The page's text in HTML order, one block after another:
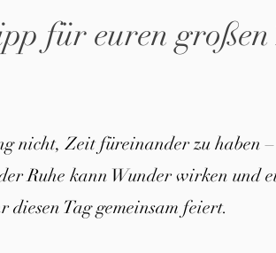
für euren großen
nicht, Zeit füreinander zu haben
Ruhe kann Wunder wirken und
Tag gemeinsam feiert.